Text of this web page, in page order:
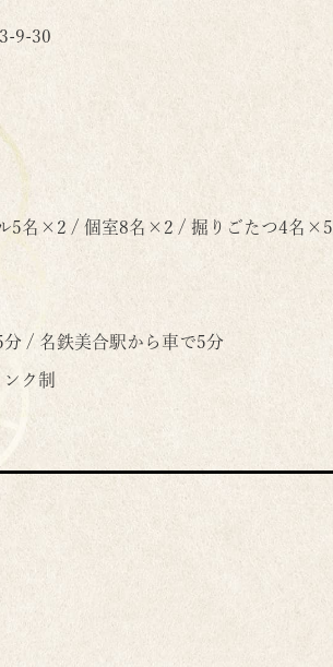
9-30
5名×2 / 個室8名×2 / 掘りごたつ4名×5
/ 名鉄美合駅から車で5分
ク制